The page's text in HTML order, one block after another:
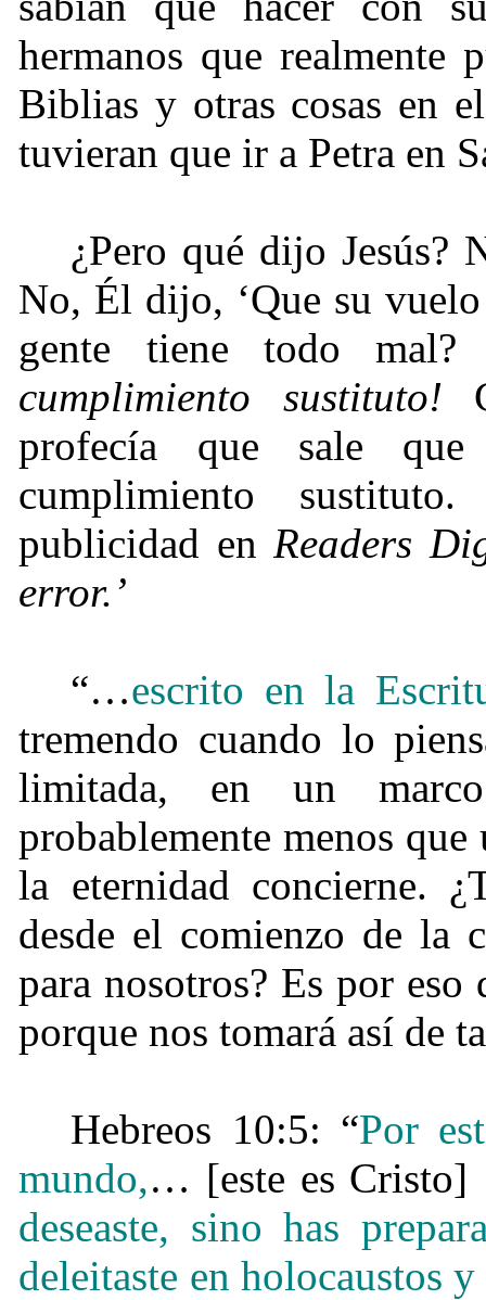
hermanos que realmente
Biblias y otras cosas en
tuvieran que ir a Petra en
¿Pero qué dijo Jesús?
No, Él dijo, ‘Que su vuelo
gente tiene todo
cumplimiento sustituto!
profecía que sale
cumplimiento
publicidad enReaders
error.’
“…escrito en la
tremendo cuando lo
limitada, en un
probablemente menos
la eternidad concierne.
desde el comienzo de la
para nosotros? Es por
porque nos tomará así de
Hebreos 10:5: “Por
mundo,… [este es
deseaste, sino has
deleitaste en holocaustos y